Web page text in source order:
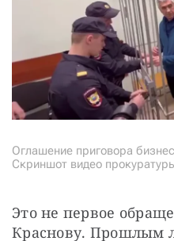
Оглашение приговора
Скриншот видео
Это не первое
Краснову. Прошлым